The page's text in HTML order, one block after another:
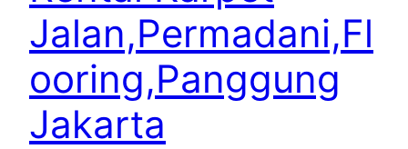
Jalan,Permadani,Fl
ooring,Panggung
Jakarta